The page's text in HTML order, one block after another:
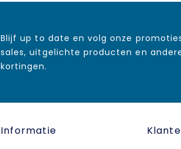
Blijf up to date en volg onze
sales, uitgelichte producten en
kortingen.
Informatie